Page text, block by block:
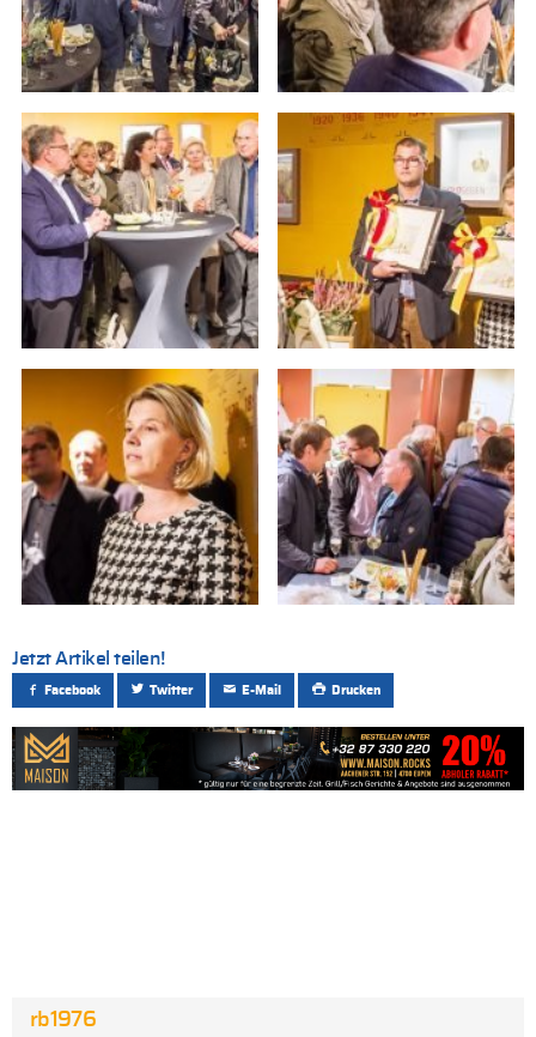
Jetzt Artikel teilen!
Facebook Twitter E-Mail Drucken
rb1976